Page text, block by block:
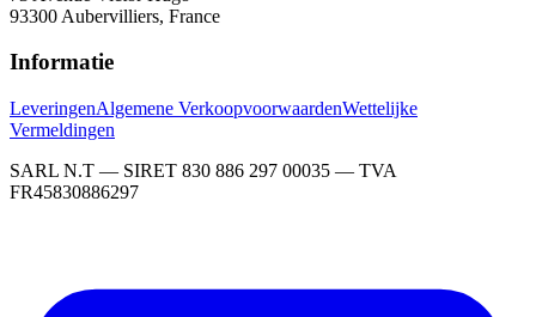
93300 Aubervilliers, France
Informatie
LeveringenAlgemene VerkoopvoorwaardenWettelijke
Vermeldingen
SARL N.T — SIRET 830 886 297 00035 — TVA
FR45830886297